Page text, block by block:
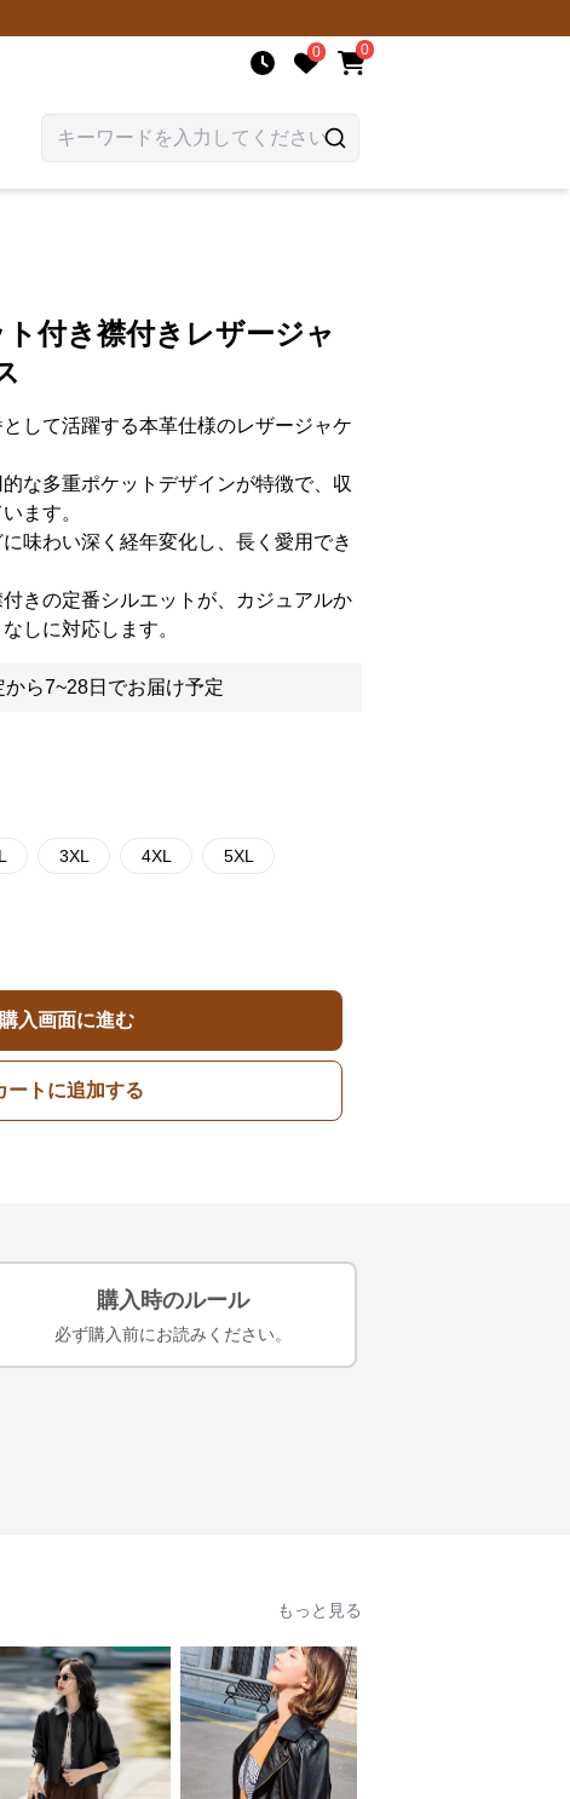
0 0
付き襟付きレザージャ
して活躍する本革仕様のレザージャケ
な多重ポケットデザインが特徴で、収
ます。
味わい深く経年変化し、長く愛用でき
きの定番シルエットが、カジュアルか
しに対応します。
から7~28日でお届け予定
3XL 4XL 5XL
購入画面に進む
ートに追加する
購入時のルール
必ず購入前にお読みください。
もっと見る